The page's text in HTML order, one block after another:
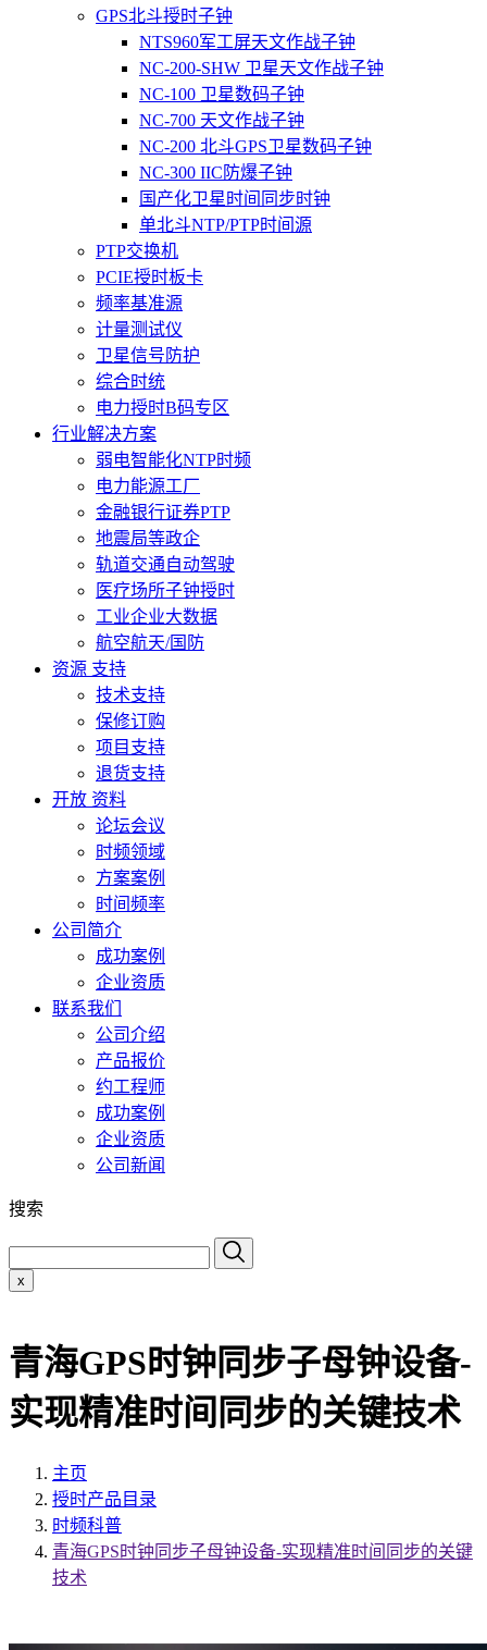
GPS北斗授时子钟
NTS960军工屏天文作战子钟
NC-200-SHW 卫星天文作战子钟
NC-100 卫星数码子钟
NC-700 天文作战子钟
NC-200 北斗GPS卫星数码子钟
NC-300 IIC防爆子钟
国产化卫星时间同步时钟
单北斗NTP/PTP时间源
PTP交换机
PCIE授时板卡
频率基准源
计量测试仪
卫星信号防护
综合时统
电力授时B码专区
行业解决方案
弱电智能化NTP时频
电力能源工厂
金融银行证券PTP
地震局等政企
轨道交通自动驾驶
医疗场所子钟授时
工业企业大数据
航空航天/国防
资源 支持
技术支持
保修订购
项目支持
退货支持
开放 资料
论坛会议
时频领域
方案案例
时间频率
公司简介
成功案例
企业资质
联系我们
公司介绍
产品报价
约工程师
成功案例
企业资质
公司新闻
搜索
x
青海GPS时钟同步子母钟设备-
实现精准时间同步的关键技术
主页
授时产品目录
时频科普
青海GPS时钟同步子母钟设备-实现精准时间同步的关键
技术